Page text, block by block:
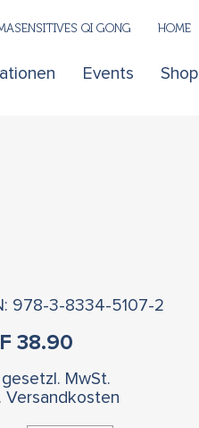
Events Shop
QI GONG HOME
978-3-8334-5107-2
38.90
MwSt.
Versandkosten